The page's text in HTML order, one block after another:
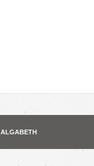
ALGABETH